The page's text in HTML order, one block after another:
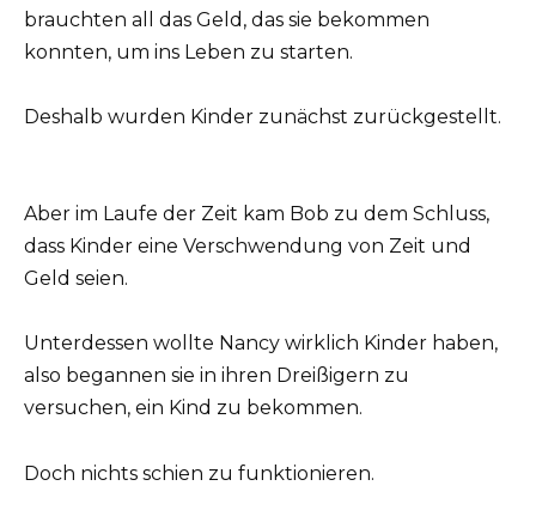
brauchten all das Geld, das sie bekommen
konnten, um ins Leben zu starten.
Deshalb wurden Kinder zunächst zurückgestellt.
Aber im Laufe der Zeit kam Bob zu dem Schluss,
dass Kinder eine Verschwendung von Zeit und
Geld seien.
Unterdessen wollte Nancy wirklich Kinder haben,
also begannen sie in ihren Dreißigern zu
versuchen, ein Kind zu bekommen.
Doch nichts schien zu funktionieren.